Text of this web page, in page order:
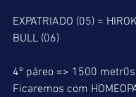
EXPATRIADO (05) =
BULL (06)
4º páreo => 1500
Ficaremos com